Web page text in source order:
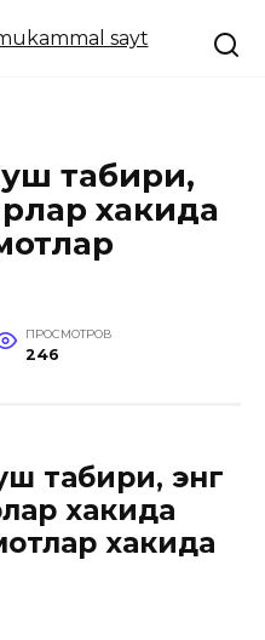
табири,
хакида
ПРОСМОТРОВ
246
табири, энг
хакида
хакида